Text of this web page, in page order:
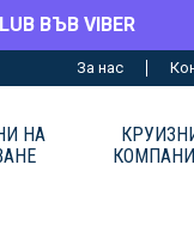
ВЪВ VIBER
За нас
НА